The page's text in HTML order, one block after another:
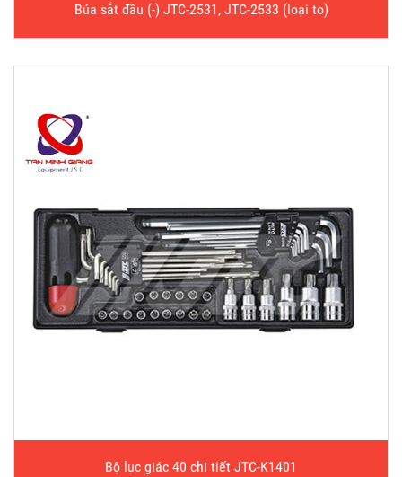
Búa sắt đầu (-) JTC-2531, JTC-2533 (loại to)
Bộ lục giác 40 chi tiết JTC-K1401